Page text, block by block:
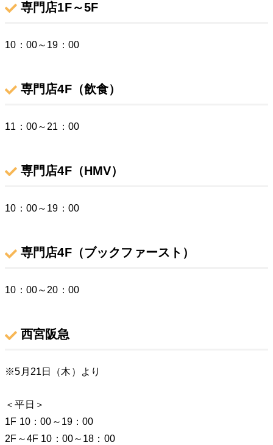
専門店1F～5F
10：00～19：00
専門店4F（飲食）
11：00～21：00
専門店4F（HMV）
10：00～19：00
専門店4F（ブックファースト）
10：00～20：00
西宮阪急
※5月21日（木）より
＜平日＞
1F 10：00～19：00
2F～4F 10：00～18：00